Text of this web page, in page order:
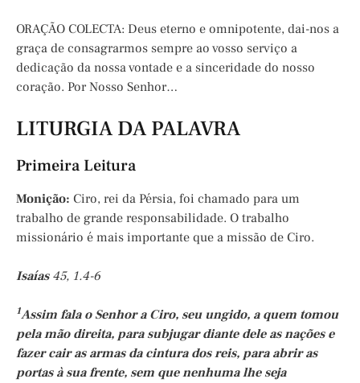
ORAÇÃO COLECTA: Deus eterno e omnipotente, dai-nos a
graça de consagrarmos sempre ao vosso serviço a
dedicação da nossa vontade e a sinceridade do nosso
coração. Por Nosso Senhor…
LITURGIA DA PALAVRA
Primeira Leitura
Monição: Ciro, rei da Pérsia, foi chamado para um
trabalho de grande responsabilidade. O trabalho
missionário é mais importante que a missão de Ciro.
Isaías45, 1.4-6
1Assim fala o Senhor a Ciro, seu ungido, a quem tomou
pela mão direita, para subjugar diante dele as nações e
fazer cair as armas da cintura dos reis, para abrir as
portas à sua frente, sem que nenhuma lhe seja